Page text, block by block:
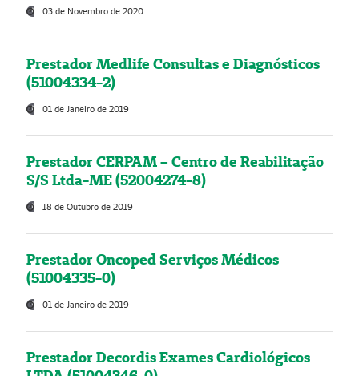
03 de Novembro de 2020
Prestador Medlife Consultas e Diagnósticos
(51004334-2)
01 de Janeiro de 2019
Prestador CERPAM – Centro de Reabilitação
S/S Ltda-ME (52004274-8)
18 de Outubro de 2019
Prestador Oncoped Serviços Médicos
(51004335-0)
01 de Janeiro de 2019
Prestador Decordis Exames Cardiológicos